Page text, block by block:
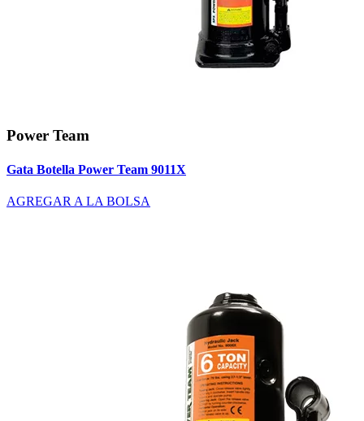
Power Team
Gata Botella Power Team 9011X
AGREGAR A LA BOLSA